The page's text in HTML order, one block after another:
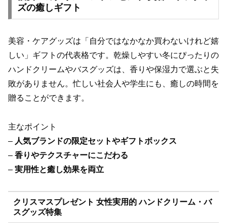
ズの癒しギフト
美容・ケアグッズは「自分ではなかなか買わないけれど嬉
しい」ギフトの代表格です。乾燥しやすい冬にぴったりの
ハンドクリームやバスグッズは、香りや保湿力で選ぶと失
敗がありません。忙しい社会人や学生にも、癒しの時間を
贈ることができます。
主なポイント
– 人気ブランドの限定セットやギフトボックス
– 香りやテクスチャーにこだわる
– 実用性と癒し効果を両立
クリスマスプレゼント 女性実用的 ハンドクリーム・バ
スグッズ特集